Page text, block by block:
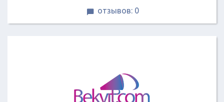
 отзывов: 0